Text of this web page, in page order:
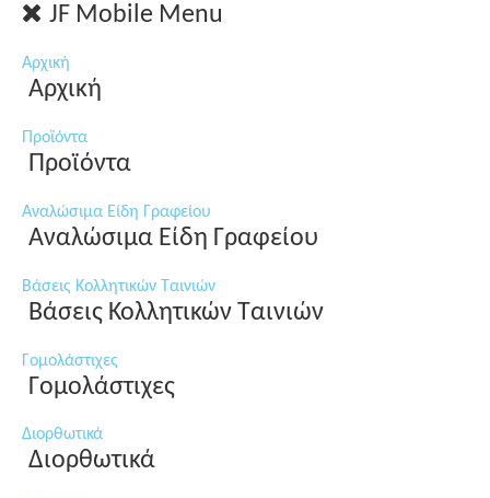
JF Mobile Menu
Αρχική
Αρχική
Προϊόντα
Προϊόντα
Αναλώσιμα Είδη Γραφείου
Αναλώσιμα Είδη Γραφείου
Βάσεις Κολλητικών Ταινιών
Βάσεις Κολλητικών Ταινιών
Γομολάστιχες
Γομολάστιχες
Διορθωτικά
Διορθωτικά